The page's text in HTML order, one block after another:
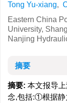
Tong Yu-xiang,
Eastern China
University,
Nanjing
摘要
摘要: 本文报导
念,包括:①根据静